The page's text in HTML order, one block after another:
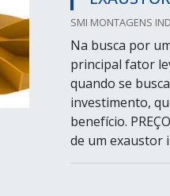
SMI MONTAGENS
Na busca por
principal fator
quando se
investimento,
benefício.
de um exaustor